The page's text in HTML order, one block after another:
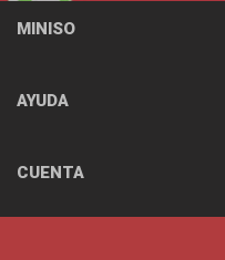
MINISO
AYUDA
CUENTA